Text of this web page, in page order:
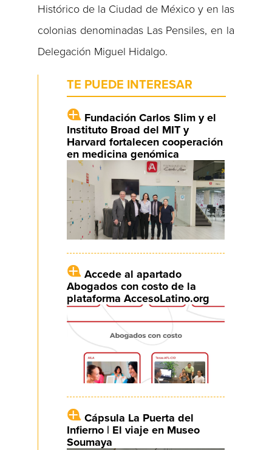
Histórico de la Ciudad de México y en las
colonias denominadas Las Pensiles, en la
Delegación Miguel Hidalgo.
TE PUEDE INTERESAR
Fundación Carlos Slim y el
Instituto Broad del MIT y
Harvard fortalecen cooperación
en medicina genómica
Accede al apartado
Abogados con costo de la
plataforma AccesoLatino.org
Cápsula La Puerta del
Infierno | El viaje en Museo
Soumaya